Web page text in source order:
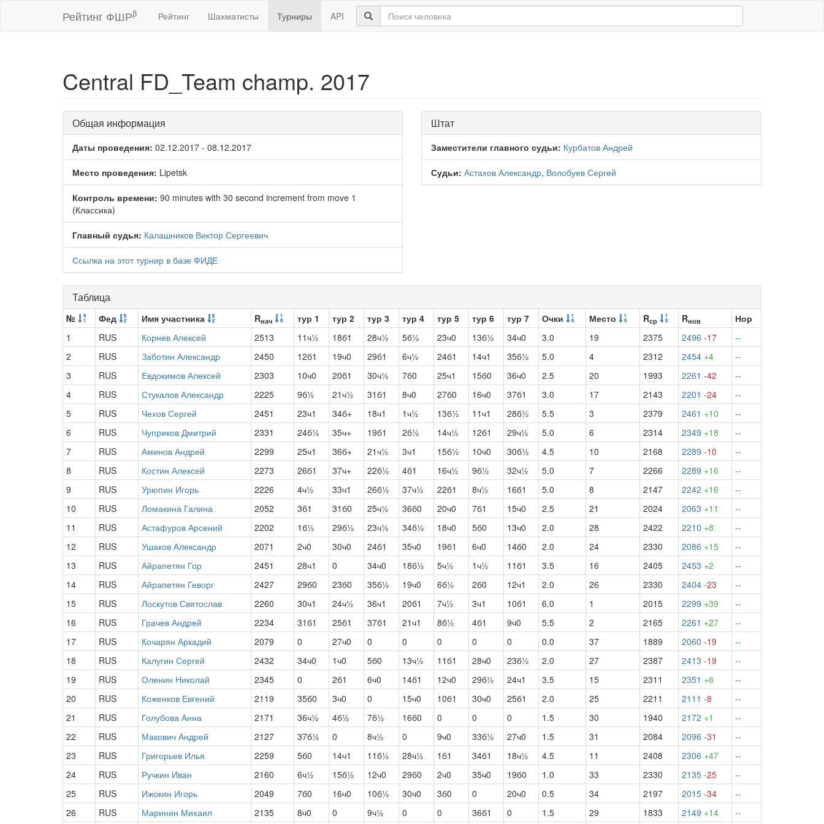
Рейтинг ФШРβ Рейтинг Шахматисты Турниры API
Central FD_Team champ. 2017
Общая информация
Даты проведения: 02.12.2017 - 08.12.2017
Место проведения: Lipetsk
Контроль времени: 90 minutes with 30 second increment from move 1
(Классика)
Главный судья: Калашников Виктор Сергеевич
Ссылка на этот турнир в базе ФИДЕ
Штат
Заместители главного судьи: Курбатов Андрей
Судьи: Астахов Александр, Волобуев Сергей
Таблица
№ Фед Имя участника Rнач тур 1 тур 2 тур 3 тур 4 тур 5 тур 6 тур 7 Очки Место Rср Rнов
Нор
1
RUS Корнев Алексей 2513 11ч½ 18б1 28ч½ 5б½ 23ч0 13б½ 34ч0 3.0 19 2375 2496 -17
--
2
RUS Заботин Александр 2450 12б1 19ч0 29б1 6ч½ 24б1 14ч1 35б½ 5.0 4 2312 2454 +4
--
3
RUS Евдокимов Алексей 2303 10ч0 20б1 30ч½ 7б0 25ч1 15б0 36ч0 2.5 20 1993 2261 -42
--
4
RUS Стукалов Александр 2225 9б½ 21ч½ 31б1 8ч0 27б0 16ч0 37б1 3.0 17 2143 2201 -24
--
5
RUS Чехов Сергей 2451 23ч1 34б+ 18ч1 1ч½ 13б½ 11ч1 28б½ 5.5 3 2379 2461 +10
--
6
RUS Чуприков Дмитрий 2331 24б½ 35ч+ 19б1 2б½ 14ч½ 12б1 29ч½ 5.0 6 2314 2349 +18
--
7
RUS Аминов Андрей 2299 25ч1 36б+ 21ч½ 3ч1 15б½ 10ч0 30б½ 4.5 10 2168 2289 -10
--
8
RUS Костин Алексей 2273 26б1 37ч+ 22б½ 4б1 16ч½ 9б½ 32ч½ 5.0 7 2266 2289 +16
--
9
RUS Урюпин Игорь 2226 4ч½ 33ч1 26б½ 37ч½ 22б1 8ч½ 16б1 5.0 8 2147 2242 +16
--
10
RUS Ломакина Галина 2052 3б1 31б0 25ч½ 36б0 20ч0 7б1 15ч0 2.5 21 2024 2063 +11
--
11
RUS Астафуров Арсений 2202 1б½ 29б½ 23ч½ 34б½ 18ч0 5б0 13ч0 2.0 28 2422 2210 +8
--
12
RUS Ушаков Александр 2071 2ч0 30ч0 24б1 35ч0 19б1 6ч0 14б0 2.0 24 2330 2086 +15
--
13
RUS Айрапетян Гор 2451 28ч1 0 34ч0 18б½ 5ч½ 1ч½ 11б1 3.5 16 2405 2453 +2
--
14
RUS Айрапетян Геворг 2427 29б0 23б0 35б½ 19ч0 6б½ 2б0 12ч1 2.0 26 2330 2404 -23
--
15
RUS Лоскутов Святослав 2260 30ч1 24ч½ 36ч1 20б1 7ч½ 3ч1 10б1 6.0 1 2015 2299 +39
--
16
RUS Грачев Андрей 2234 31б1 25б1 37б1 21ч1 8б½ 4б1 9ч0 5.5 2 2165 2261 +27
--
17
RUS Кочарян Аркадий 2079 0 27ч0 0 0 0 0 0 0.0 37 1889 2060 -19
--
18
RUS Калугин Сергей 2432 34ч0 1ч0 5б0 13ч½ 11б1 28ч0 23б½ 2.0 27 2387 2413 -19
--
19
RUS Оленин Николай 2345 0 2б1 6ч0 14б1 12ч0 29б½ 24ч1 3.5 15 2311 2351 +6
--
20
RUS Коженков Евгений 2119 35б0 3ч0 0 15ч0 10б1 30ч0 25б1 2.0 25 2211 2111 -8
--
21
RUS Голубова Анна 2171 36ч½ 4б½ 7б½ 16б0 0 0 0 1.5 30 1940 2172 +1
--
22
RUS Макович Андрей 2127 37б½ 0 8ч½ 0 9ч0 33б½ 27ч0 1.5 31 2084 2096 -31
--
23
RUS Григорьев Илья 2259 5б0 14ч1 11б½ 28ч½ 1б1 34б1 18ч½ 4.5 11 2408 2306 +47
--
24
RUS Ручкин Иван 2160 6ч½ 15б½ 12ч0 29б0 2ч0 35ч0 19б0 1.0 33 2330 2135 -25
--
25
RUS Ижокин Игорь 2049 7б0 16ч0 10б½ 30ч0 3б0 0 20ч0 0.5 34 2197 2015 -34
--
26
RUS Маринин Михаил 2135 8ч0 0 9ч½ 0 0 36б1 0 1.5 29 1833 2149 +14 --